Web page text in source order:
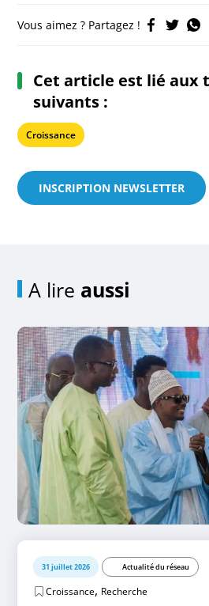
Vous aimez ? Partagez !
Cet article est lié aux
suivants :
Croissance
INSCRIPTION NEWSLETTER
A lire aussi
31 juillet 2026 Actualité du réseau
Croissance, Recherche